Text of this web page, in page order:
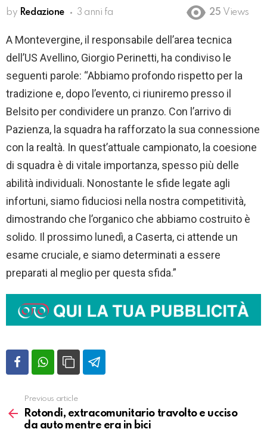
by Redazione 3 anni fa 25 Views
A Montevergine, il responsabile dell’area tecnica
dell’US Avellino, Giorgio Perinetti, ha condiviso le
seguenti parole: “Abbiamo profondo rispetto per la
tradizione e, dopo l’evento, ci riuniremo presso il
Belsito per condividere un pranzo. Con l’arrivo di
Pazienza, la squadra ha rafforzato la sua connessione
con la realtà. In quest’attuale campionato, la coesione
di squadra è di vitale importanza, spesso più delle
abilità individuali. Nonostante le sfide legate agli
infortuni, siamo fiduciosi nella nostra competitività,
dimostrando che l’organico che abbiamo costruito è
solido. Il prossimo lunedì, a Caserta, ci attende un
esame cruciale, e siamo determinati a essere
preparati al meglio per questa sfida.”
Vedi
altro
Previous article
Rotondi, extracomunitario travolto e ucciso
da auto mentre era in bici